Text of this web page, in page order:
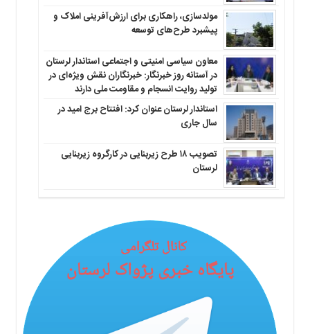
مولدسازی، راهکاری برای ارزش‌آفرینی املاک و
پیشبرد طرح‌های توسعه
معاون سیاسی امنیتی و اجتماعی استاندار لرستان
در آستانه روز خبرنگار: خبرنگاران نقش ویژه‌ای در
تولید روایت انسجام و مقاومت ملی دارند
استاندار لرستان عنوان کرد: افتتاح برج امید در
سال جاری
تصویب ۱۸ طرح زیربنایی در کارگروه زیربنایی
لرستان